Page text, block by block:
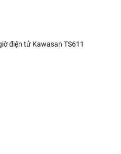
điện tử Kawasan TS611